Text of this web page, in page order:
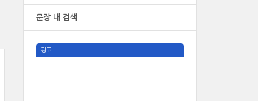
문장 내 검색
광고